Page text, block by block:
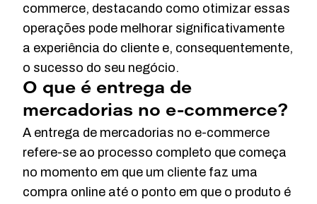
commerce, destacando como otimizar essas
operações pode melhorar significativamente
a experiência do cliente e, consequentemente,
o sucesso do seu negócio.
O que é entrega de
mercadorias no e-commerce?
A entrega de mercadorias no e-commerce
refere-se ao processo completo que começa
no momento em que um cliente faz uma
compra online até o ponto em que o produto é